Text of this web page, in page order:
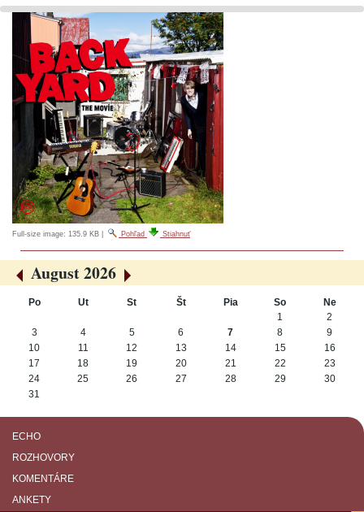
Full-size image: 135.9 KB Pohľad Stiahnuť
«
August 2026
»
Po Ut St Št Pia So
Ne
1
2
3
4 5 6 7 8
9
10
11 12 13 14 15
16
17
18 19 20 21 22
23
24
25 26 27 28 29
30
31
ECHO
ROZHOVORY
KOMENTÁRE
ANKETY